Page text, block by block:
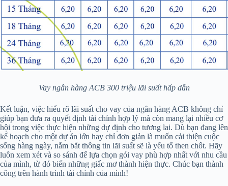
Vay ngân hàng ACB 300 triệu lãi suất hấp dẫn
Kết luận, việc hiểu rõ lãi suất cho vay của ngân hàng ACB không chỉ
giúp bạn đưa ra quyết định tài chính hợp lý mà còn mang lại nhiều cơ
hội trong việc thực hiện những dự định cho tương lai. Dù bạn đang lên
kế hoạch cho một dự án lớn hay chỉ đơn giản là muốn cải thiện cuộc
sống hàng ngày, nắm bắt thông tin lãi suất sẽ là yếu tố then chốt. Hãy
luôn xem xét và so sánh để lựa chọn gói vay phù hợp nhất với nhu cầu
của mình, từ đó biến những giấc mơ thành hiện thực. Chúc bạn thành
công trên hành trình tài chính của mình!